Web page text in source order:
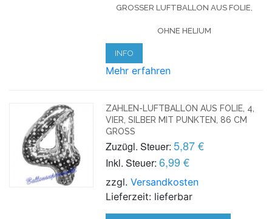
GROSSER LUFTBALLON AUS FOLIE, O
HNE HELIUM
INFO
Mehr erfahren
ZAHLEN-LUFTBALLON AUS FOLIE, 4,
VIER, SILBER MIT PUNKTEN, 86 CM
GROSS
Zuzügl. Steuer: 5,87 €
Inkl. Steuer: 6,99 €
zzgl.Versandkosten
Lieferzeit: lieferbar